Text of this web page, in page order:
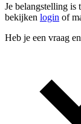
Je belangstelling is
bekijken login of
Heb je een vraag